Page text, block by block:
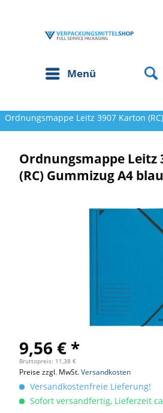
Menü
Ordnungsmappe Leitz 3907 Karton
Ordnungsmappe Leitz
(RC) Gummizug A4
9,56 € *
Bruttopreis: 11,38 €
Preise zzgl. MwSt.Versandkosten
Versandkostenfreie Lieferung!
Sofort versandfertig, Lieferzeit